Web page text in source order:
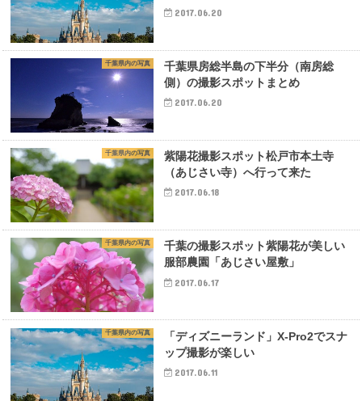
2017.06.20
千葉県内の写真
千葉県房総半島の下半分（南房総
側）の撮影スポットまとめ
2017.06.20
千葉県内の写真
紫陽花撮影スポット松戸市本土寺
（あじさい寺）へ行って来た
2017.06.18
千葉県内の写真
千葉の撮影スポット紫陽花が美しい
服部農園「あじさい屋敷」
2017.06.17
千葉県内の写真
「ディズニーランド」X-Pro2でスナ
ップ撮影が楽しい
2017.06.11